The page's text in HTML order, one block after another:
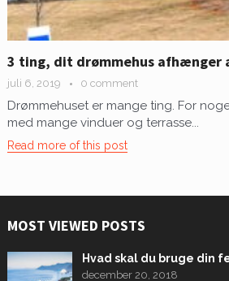
3 ting, dit drømmehus afhænger
juli 6, 2019 0 comment
Drømmehuset er mange ting. For
med mange vinduer og terrasse...
Read more of this post
MOST VIEWED POSTS
Hvad skal du bruge din
december 20, 2018